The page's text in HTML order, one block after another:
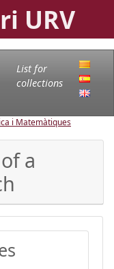
URV
List for
collections
i Matemàtiques
a